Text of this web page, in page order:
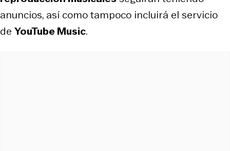
anuncios, así como tampoco incluirá el servicio
de YouTube Music.